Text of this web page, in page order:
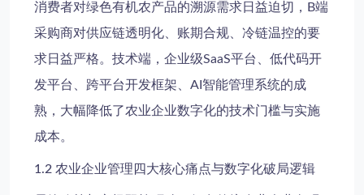
消费者对绿色有机农产品的溯源需求日益迫切，B端
采购商对供应链透明化、账期合规、冷链温控的要
求日益严格。技术端，企业级SaaS平台、低代码开
发平台、跨平台开发框架、AI智能管理系统的成
熟，大幅降低了农业企业数字化的技术门槛与实施
成本。
1.2 农业企业管理四大核心痛点与数字化破局逻辑